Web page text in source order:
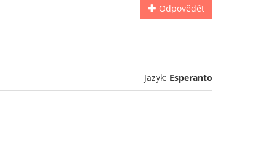
Odpovědět
Jazyk: Esperanto